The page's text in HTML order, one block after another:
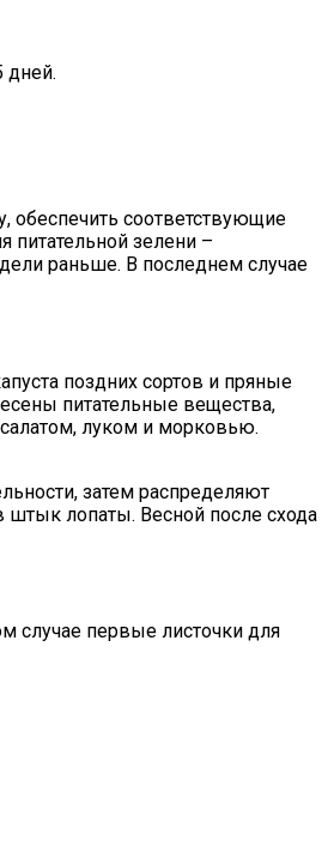
дней.
обеспечить соответствующие
зелени –
раньше. В последнем случае
поздних сортов и пряные
питательные вещества,
луком и морковью.
затем распределяют
штык лопаты. Весной после схода
случае первые листочки для